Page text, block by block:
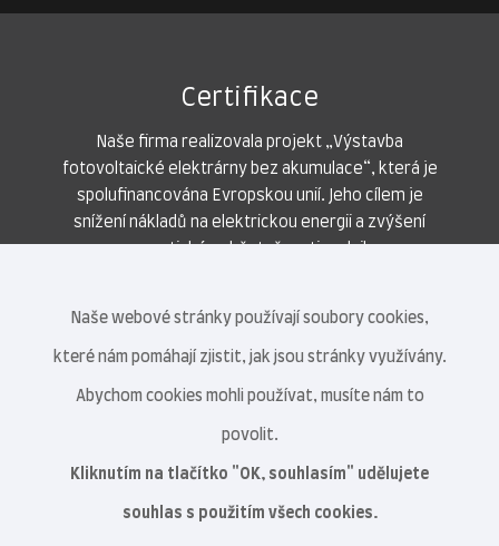
Certifikace
Naše firma realizovala projekt „Výstavba
fotovoltaické elektrárny bez akumulace“, která je
spolufinancována Evropskou unií. Jeho cílem je
snížení nákladů na elektrickou energii a zvýšení
Naše webové stránky používají soubory cookies,
které nám pomáhají zjistit, jak jsou stránky využívány.
Abychom cookies mohli používat, musíte nám to
povolit.
Kliknutím na tlačítko "OK, souhlasím" udělujete
souhlas s použitím všech cookies.